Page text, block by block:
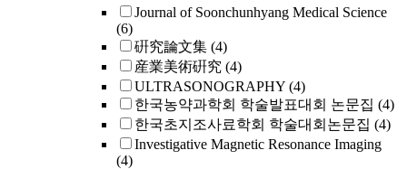
Journal of Soonchunhyang Medical Science
(6)
硏究論文集 (4)
産業美術硏究 (4)
ULTRASONOGRAPHY (4)
한국농약과학회 학술발표대회 논문집 (4)
한국초지조사료학회 학술대회논문집 (4)
Investigative Magnetic Resonance Imaging
(4)